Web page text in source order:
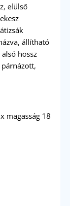
elülső
állítható
hossz
magasság 18